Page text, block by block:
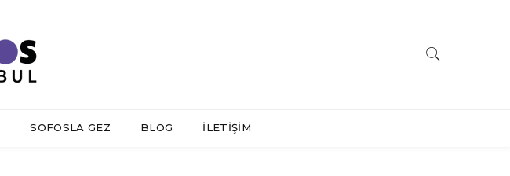
SOFOSLA GEZ BLOG İLETİŞİM